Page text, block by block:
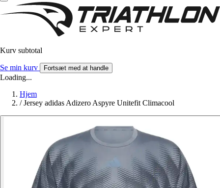
Kurv subtotal
Se min kurv Fortsæt med at handle
Loading...
Hjem
/ Jersey adidas Adizero Aspyre Unitefit Climacool